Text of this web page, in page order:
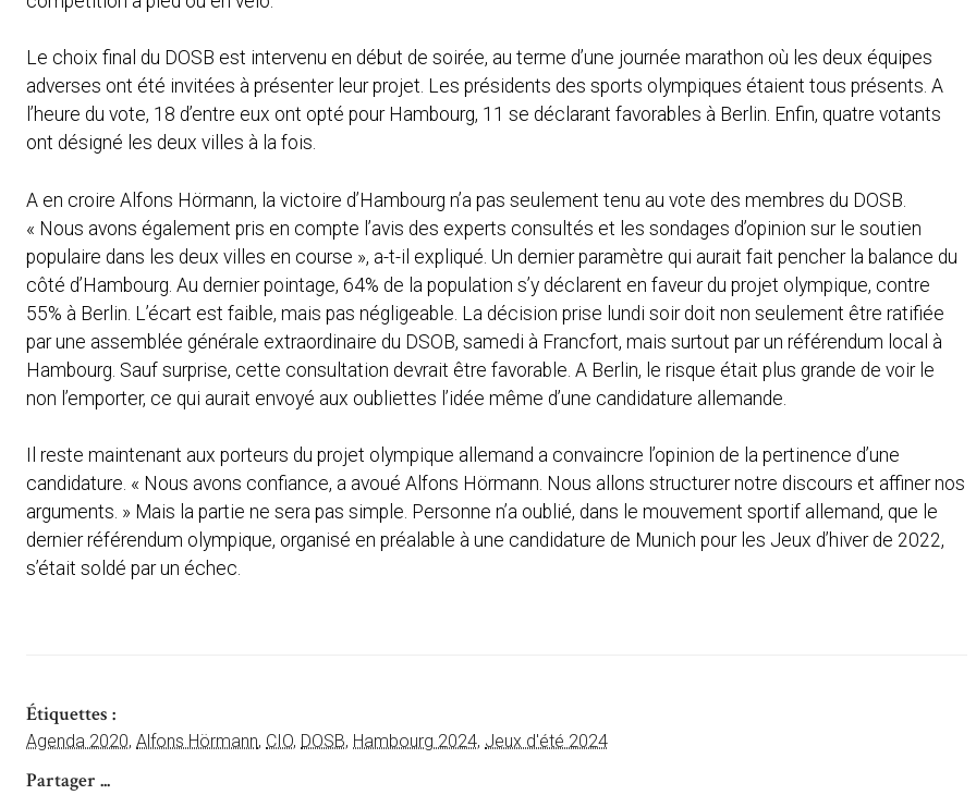
Le choix final du DOSB est intervenu en début de soirée, au terme d’une journée marathon où les deux équipes
adverses ont été invitées à présenter leur projet. Les présidents des sports olympiques étaient tous présents. A
l’heure du vote, 18 d’entre eux ont opté pour Hambourg, 11 se déclarant favorables à Berlin. Enfin, quatre votants
ont désigné les deux villes à la fois.
A en croire Alfons Hörmann, la victoire d’Hambourg n’a pas seulement tenu au vote des membres du DOSB.
« Nous avons également pris en compte l’avis des experts consultés et les sondages d’opinion sur le soutien
populaire dans les deux villes en course », a-t-il expliqué. Un dernier paramètre qui aurait fait pencher la balance du
côté d’Hambourg. Au dernier pointage, 64% de la population s’y déclarent en faveur du projet olympique, contre
55% à Berlin. L’écart est faible, mais pas négligeable. La décision prise lundi soir doit non seulement être ratifiée
par une assemblée générale extraordinaire du DSOB, samedi à Francfort, mais surtout par un référendum local à
Hambourg. Sauf surprise, cette consultation devrait être favorable. A Berlin, le risque était plus grande de voir le
non l’emporter, ce qui aurait envoyé aux oubliettes l’idée même d’une candidature allemande.
Il reste maintenant aux porteurs du projet olympique allemand a convaincre l’opinion de la pertinence d’une
candidature. « Nous avons confiance, a avoué Alfons Hörmann. Nous allons structurer notre discours et affiner nos
arguments. » Mais la partie ne sera pas simple. Personne n’a oublié, dans le mouvement sportif allemand, que le
dernier référendum olympique, organisé en préalable à une candidature de Munich pour les Jeux d’hiver de 2022,
s’était soldé par un échec.
Étiquettes :
Agenda 2020, Alfons Hörmann, CIO, DOSB, Hambourg 2024, Jeux d'été 2024
Partager ...